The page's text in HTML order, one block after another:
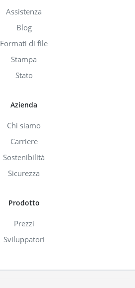
Assistenza
Blog
Formati di file
Stampa
Stato
Azienda
Chi siamo
Carriere
Sostenibilità
Sicurezza
Prodotto
Prezzi
Sviluppatori